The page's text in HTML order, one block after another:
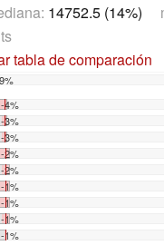
14752.5 (14%)
tabla de comparación
4%
3%
3%
2%
2%
1%
1%
1%
1%